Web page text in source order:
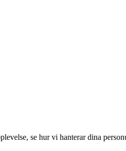
se hur vi hanterar dina